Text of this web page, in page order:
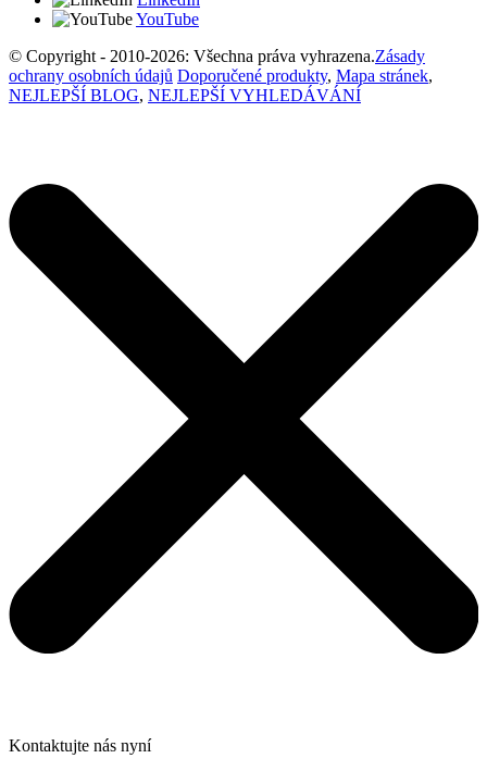
YouTube
© Copyright - 2010-2026: Všechna práva vyhrazena.Zásady
ochrany osobních údajů Doporučené produkty, Mapa stránek,
NEJLEPŠÍ BLOG, NEJLEPŠÍ VYHLEDÁVÁNÍ
Kontaktujte nás nyní